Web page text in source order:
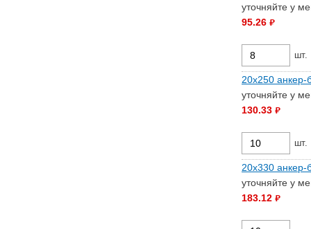
уточняйте у
95.26 руб.
шт.
20х250 анкер-
уточняйте у
130.33 руб.
шт.
20х330 анкер-
уточняйте у
183.12 руб.